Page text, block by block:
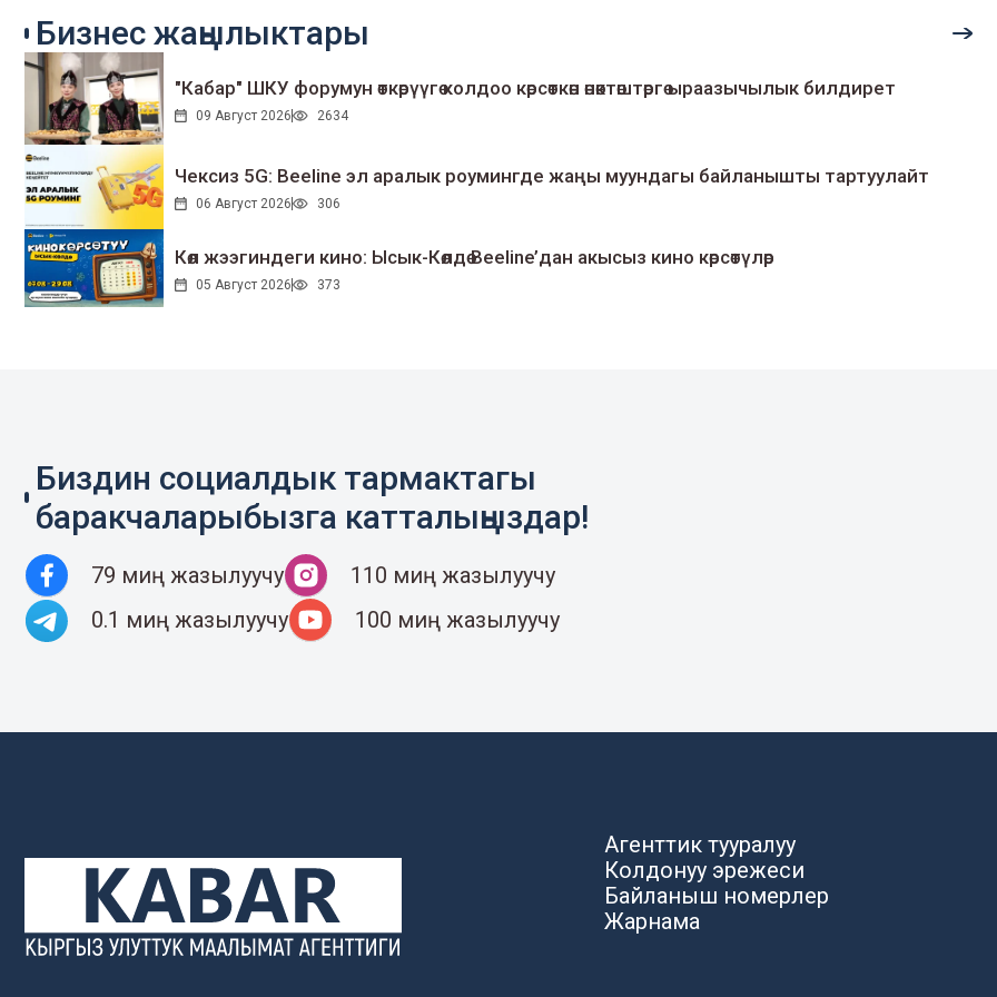
Бизнес жаңылыктары
"Кабар" ШКУ форумун өткөрүүгө колдоо көрсөткөн өнөктөштөргө ыраазычылык билдирет
09 Август 2026 2634
Чексиз 5G: Beeline эл аралык роумингде жаңы муундагы байланышты тартуулайт
06 Август 2026 306
Көл жээгиндеги кино: Ысык-Көлдө Beeline’дан акысыз кино көрсөтүлөр
05 Август 2026 373
Биздин социалдык тармактагы
баракчаларыбызга катталыңыздар!
79 миң жазылуучу
110 миң жазылуучу
0.1 миң жазылуучу
100 миң жазылуучу
Агенттик тууралуу
Колдонуу эрежеси
Байланыш номерлер
Жарнама